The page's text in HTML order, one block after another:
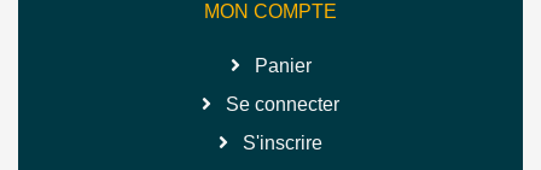
MON COMPTE
Panier
Se connecter
S'inscrire